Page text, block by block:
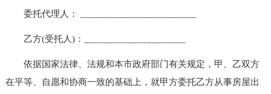
委托代理人： ________________________
乙方(受托人)：_____________________
依据国家法律、法规和本市政府部门有关规定，甲、乙双方
在平等、自愿和协商一致的基础上，就甲方委托乙方从事房屋出